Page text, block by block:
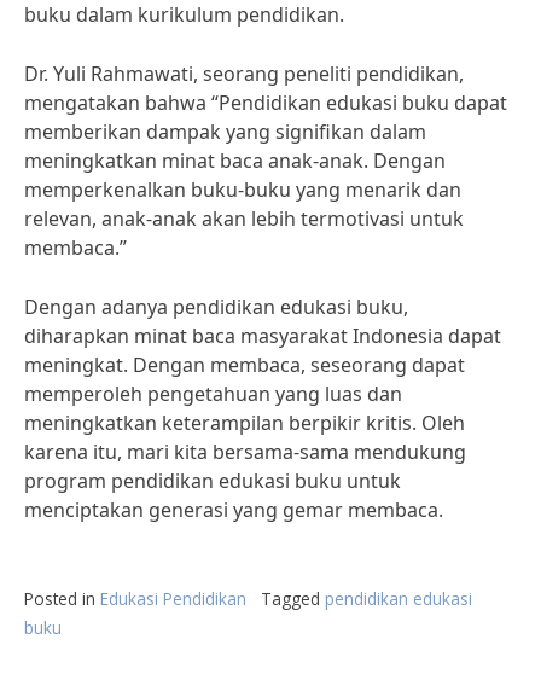
buku dalam kurikulum pendidikan.
Dr. Yuli Rahmawati, seorang peneliti pendidikan,
mengatakan bahwa “Pendidikan edukasi buku dapat
memberikan dampak yang signifikan dalam
meningkatkan minat baca anak-anak. Dengan
memperkenalkan buku-buku yang menarik dan
relevan, anak-anak akan lebih termotivasi untuk
membaca.”
Dengan adanya pendidikan edukasi buku,
diharapkan minat baca masyarakat Indonesia dapat
meningkat. Dengan membaca, seseorang dapat
memperoleh pengetahuan yang luas dan
meningkatkan keterampilan berpikir kritis. Oleh
karena itu, mari kita bersama-sama mendukung
program pendidikan edukasi buku untuk
menciptakan generasi yang gemar membaca.
Posted in Edukasi Pendidikan Tagged pendidikan edukasi
buku